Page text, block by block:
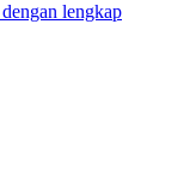
lengkap